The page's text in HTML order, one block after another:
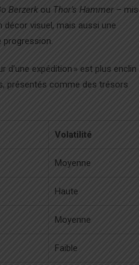
Berzerk ou Thor’s Hammer –
visuel, mais aussi une
progression.
expédition » est plus enclin
présentés comme des trésors
Volatilité
Moyenne
Haute
Moyenne
Faible